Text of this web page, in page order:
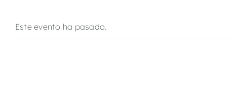
Este evento ha pasado.